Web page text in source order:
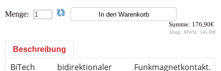
Menge:
Summe: 176,90€
Abzgl. MWSt: 145.00€
Beschreibung
BiTech bidirektionaler Funkmagnetkontakt.